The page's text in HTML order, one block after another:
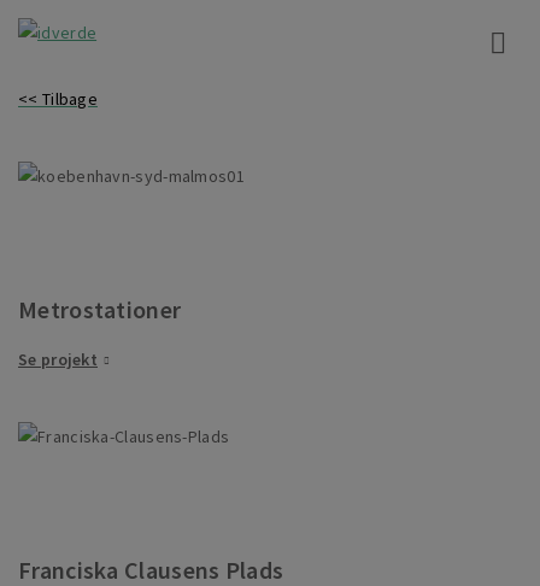
<< Tilbage
Metrostationer
Se projekt
Franciska Clausens Plads